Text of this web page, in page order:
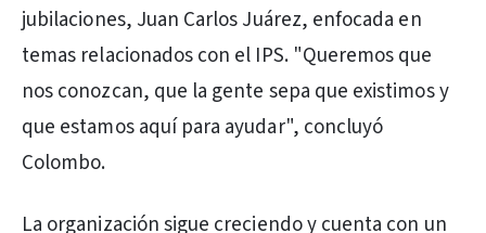
jubilaciones, Juan Carlos Juárez, enfocada en
temas relacionados con el IPS. "Queremos que
nos conozcan, que la gente sepa que existimos y
que estamos aquí para ayudar", concluyó
Colombo.
La organización sigue creciendo y cuenta con un